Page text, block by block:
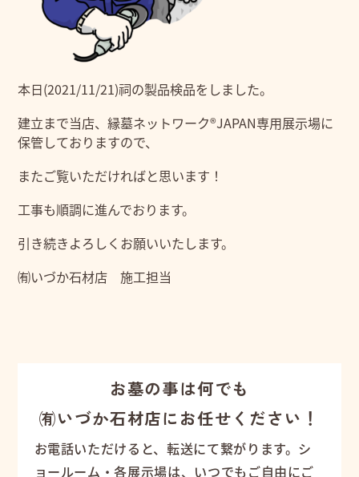
本日(2021/11/21)祠の製品検品をしました。
建立まで当店、縁墓ネットワーク®JAPAN専用展示場に
保管しておりますので、
またご覧いただければと思います！
工事も順調に進んでおります。
引き続きよろしくお願いいたします。
㈲いづか石材店 施工担当
お墓の事は何でも
㈲いづか石材店にお任せください！
お電話いただけると、転送にて繋がります。シ
ョールーム・各展示場は、いつでもご自由にご